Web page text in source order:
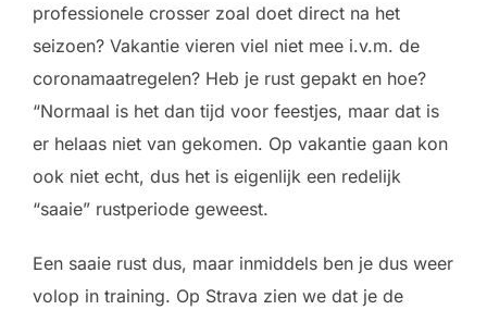
professionele crosser zoal doet direct na het
seizoen? Vakantie vieren viel niet mee i.v.m. de
coronamaatregelen? Heb je rust gepakt en hoe?
“Normaal is het dan tijd voor feestjes, maar dat is
er helaas niet van gekomen. Op vakantie gaan kon
ook niet echt, dus het is eigenlijk een redelijk
“saaie” rustperiode geweest.
Een saaie rust dus, maar inmiddels ben je dus weer
volop in training. Op Strava zien we dat je de